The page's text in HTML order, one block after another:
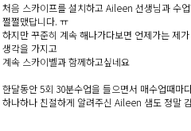
처음 스카이프를 설치하고 Aileen 선생님과 수
쩔쩔맸답니다. ㅠ
하지만 꾸준히 계속 해나가다보면 언제가는 제
생각을 가지고
계속 스카이벨과 함께하고싶네요
한달동안 5회 30분수업을 들으면서 매수업때마
하나하나 친절하게 알려주신 Aileen 샘도 정말